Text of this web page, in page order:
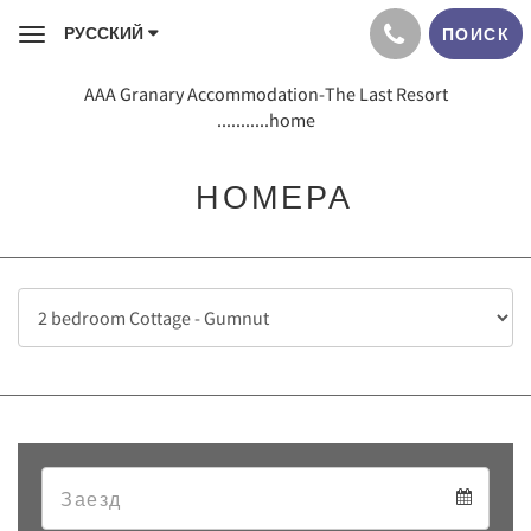
ToggleРУССКИЙ ПОИСК
AAA Granary Accommodation-The Last Resort
...........home
НОМЕРА